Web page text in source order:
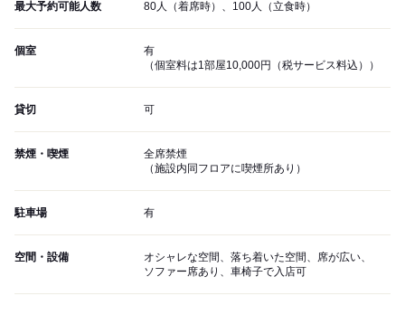
最大予約可能人数 80人（着席時）、100人（立食時）
個室
有
（個室料は1部屋10,000円（税サービス料込））
貸切 可
禁煙・喫煙
全席禁煙
（施設内同フロアに喫煙所あり）
駐車場 有
空間・設備
オシャレな空間、落ち着いた空間、席が広い、
ソファー席あり、車椅子で入店可